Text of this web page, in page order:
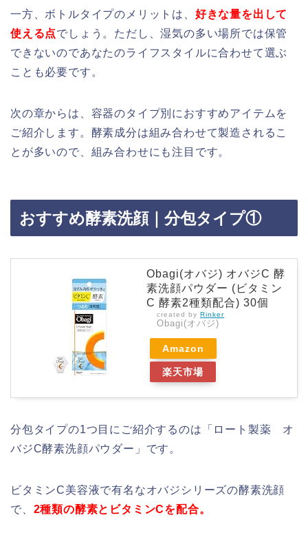
一方、ボトルタイプのメリットは、 好きな量を出して
使える点でしょう。ただし、湿気の多い場所では保管
できないのであなたのライフスタイルに合わせて選ぶ
ことも必要です。
次の章からは、容器のタイプ別におすすめアイテムを
ご紹介します。酵素成分は組み合わせて製造されるこ
とが多いので、組み合わせにも注目です。
おすすめ酵素洗顔｜分包タイプ①
Obagi(オバジ) オバジC 酵
素洗顔パウダー (ビタミン
C 酵素2種類配合) 30個
created by Rinker
Obagi(オバジ)
Amazon
楽天市場
分包タイプの1つ目にご紹介するのは「ロート製薬 オ
バジC酵素洗顔パウダー」です。
ビタミンC美容液で有名なオバジシリーズの酵素洗顔
で、 2種類の酵素とビタミンCを配合。